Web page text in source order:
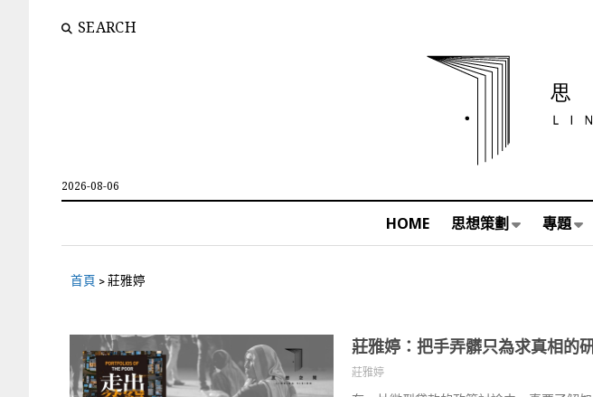
SEARCH
2026-08-06
HOME 思想策劃 專題
首頁 >莊雅婷
莊雅婷：把手弄髒只為求真相的
莊雅婷